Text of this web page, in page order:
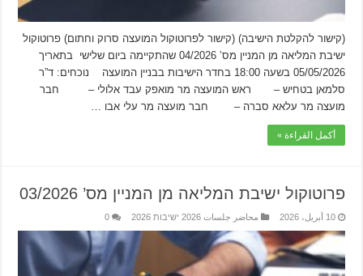
(קישור להקלטת הישיבה) (קישור לפרוטוקול המועצה סרוק וחתום) פרוטוקול
ישיבת המליאה מן המניין מס’ 04/2026 שהתקיימה ביום שלישי בתאריך
05/05/2026 בשעה 18:00 בחדר הישיבות בבניין המועצה נוכחים: ד”ר
סלמאן בטחיש – ראש המועצה מר מואפק עבד אלולי – חבר
מועצה מר עלאא סברה – חבר מועצה מר עלי אבו …
أكمل القراءة »
פרוטוקול ישיבת המליאה מן המניין מס’ 03/2026
10 أبريل، 2026 محاضر جلسات 2026 ישיבות 2026 0